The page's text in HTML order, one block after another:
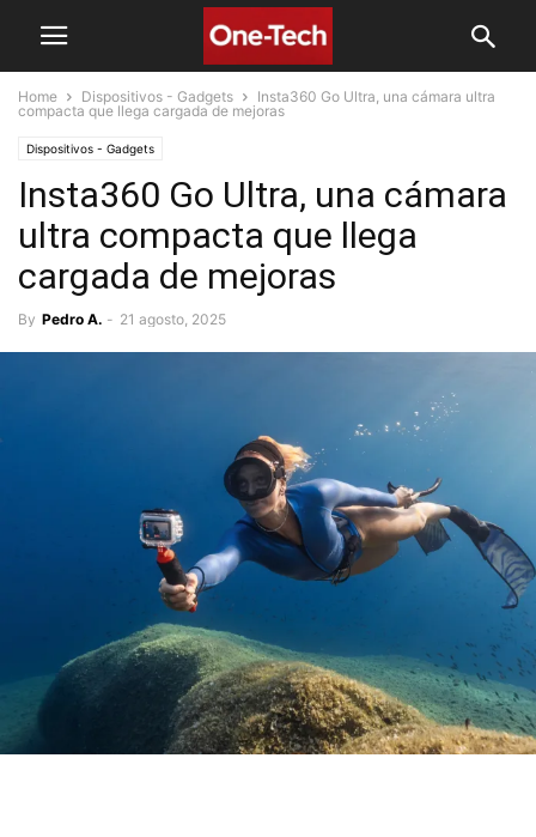
Home Dispositivos - Gadgets
Insta360 Go Ultra, una cámara ultra
compacta que llega cargada de mejoras
Dispositivos - Gadgets
Insta360 Go Ultra, una cámara
ultra compacta que llega
cargada de mejoras
By Pedro A. - 21 agosto, 2025